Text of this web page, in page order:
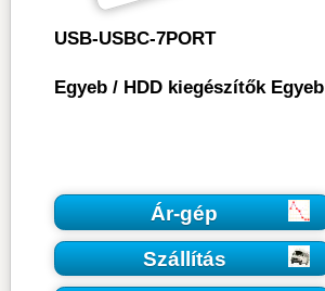
USB-USBC-7PORT
Egyeb/ HDD kiegészítők Egyeb
Ár-gép
Szállítás